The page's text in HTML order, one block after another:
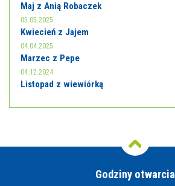
Maj z Anią Robaczek
05.05.2025
Kwiecień z Jajem
04.04.2025
Marzec z Pepe
04.12.2024
Listopad z wiewiórką
Godziny otwarcia